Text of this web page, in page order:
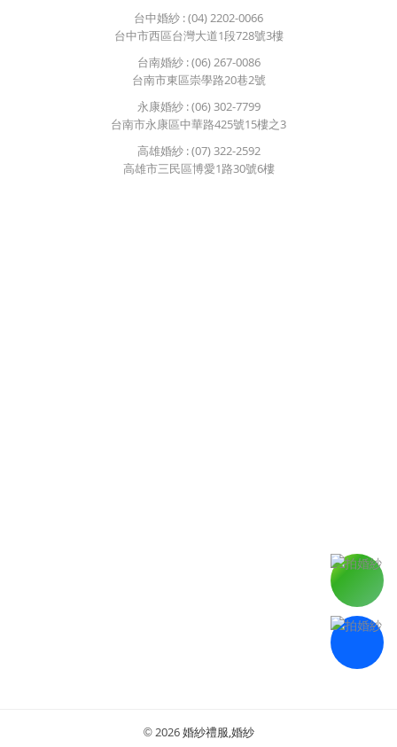
台中婚紗 : (04) 2202-0066
台中市西區台灣大道1段728號3樓
台南婚紗: (06) 267-0086
台南市東區崇學路20巷2號
永康婚紗: (06) 302-7799
台南市永康區中華路425號15樓之3
高雄婚紗: (07) 322-2592
高雄市三民區博愛1路30號6樓
©2026婚紗禮服,婚紗